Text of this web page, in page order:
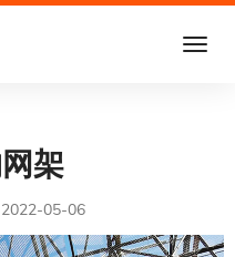
架
2022-05-06